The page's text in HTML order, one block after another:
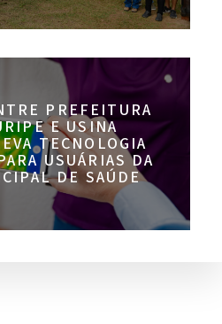
PREFEITURA
E USINA
TECNOLOGIA
USUÁRIAS DA
DE SAÚDE